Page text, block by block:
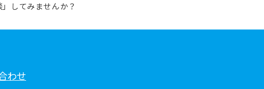
してみませんか？
わせ